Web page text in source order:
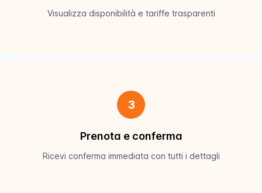
Visualizza disponibilità e tariffe trasparenti
3
Prenota e conferma
Ricevi conferma immediata con tutti i dettagli